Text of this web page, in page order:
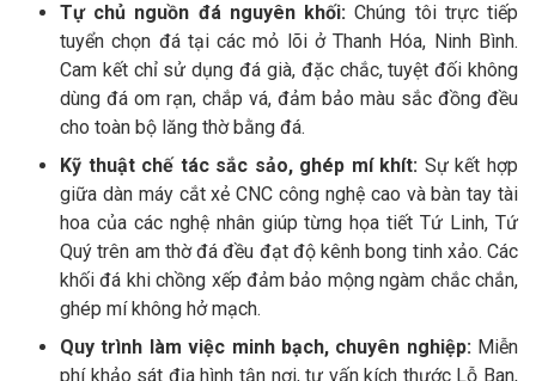
Tự chủ nguồn đá nguyên khối:Chúng tôi trực tiếp
tuyển chọn đá tại các mỏ lõi ở Thanh Hóa, Ninh Bình.
Cam kết chỉ sử dụng đá già, đặc chắc, tuyệt đối không
dùng đá om rạn, chắp vá, đảm bảo màu sắc đồng đều
cho toàn bộ lăng thờ bằng đá.
Kỹ thuật chế tác sắc sảo, ghép mí khít: Sự kết hợp
giữa dàn máy cắt xẻ CNC công nghệ cao và bàn tay tài
hoa của các nghệ nhân giúp từng họa tiết Tứ Linh, Tứ
Quý trên am thờ đá đều đạt độ kênh bong tinh xảo. Các
khối đá khi chồng xếp đảm bảo mộng ngàm chắc chắn,
ghép mí không hở mạch.
Quy trình làm việc minh bạch, chuyên nghiệp: Miễn
phí khảo sát địa hình tận nơi, tư vấn kích thước Lỗ Ban,